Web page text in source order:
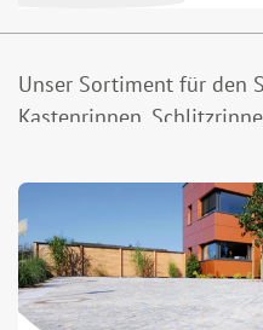
Unser Sortiment für den
Kastenrinnen,
sowie Ausführungen aus
Darüber hinaus gehören
feuerverzinktem Stahl
unsere Rinnen gefertigt
Schwerlast-Sortiment